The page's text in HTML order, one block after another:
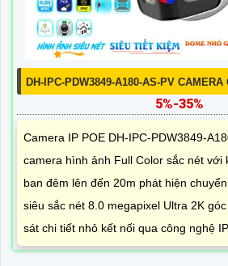
DH-IPC-PDW3849-A180-AS-PV
5%-35%
Camera IP POE DH-IPC-PDW3849-
camera hình ảnh Full Color sắc nét với
ban đêm lên đến 20m phát hiện
siêu sắc nét 8.0 megapixel Ultra 2K
sát chi tiết nhỏ kết nối qua công nghệ